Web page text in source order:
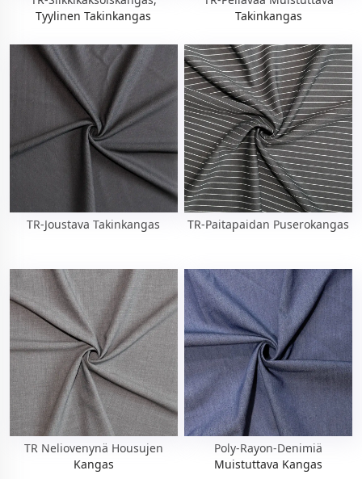
Tyylinen Takinkangas
Takinkangas
TR-Joustava Takinkangas TR-Paitapaidan Puserokangas
TR Neliovenynä Housujen
Kangas
Poly-Rayon-Denimiä
Muistuttava Kangas